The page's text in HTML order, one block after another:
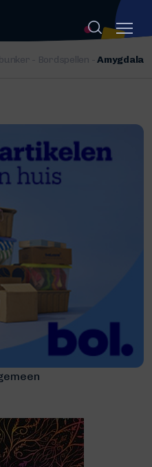
- Bordspellen -Amygdala